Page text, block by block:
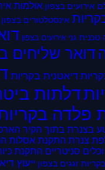
אירועים בצפון אולמות
אינסטלטורים בצפון
טכנית גני אירועים בצפון
דואר שליחים
דיאטנית בקריות
דלתות
פלדה
בצנרת בתוך הקיר
צנרת התקנת אסלות
סניטריים התקנת
זגגים בצפון ייעוץ